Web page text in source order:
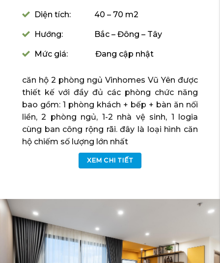
Diện tích: 40 – 70 m2
Hướng: Bắc – Đông – Tây
Mức giá: Đang cập nhật
căn hộ 2 phòng ngủ Vinhomes Vũ Yên được
thiết kế với đầy đủ các phòng chức năng
bao gồm: 1 phòng khách + bếp + bàn ăn nối
liền, 2 phòng ngủ, 1-2 nhà vệ sinh, 1 logia
cùng ban công rộng rãi. đây là loại hình căn
hộ chiếm số lượng lớn nhất
XEM CHI TIẾT